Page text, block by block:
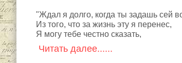
"Ждал я долго, когда ты задашь сей
Из того, что за жизнь эту я перенес,
Я могу тебе честно сказать,
Читать далее......